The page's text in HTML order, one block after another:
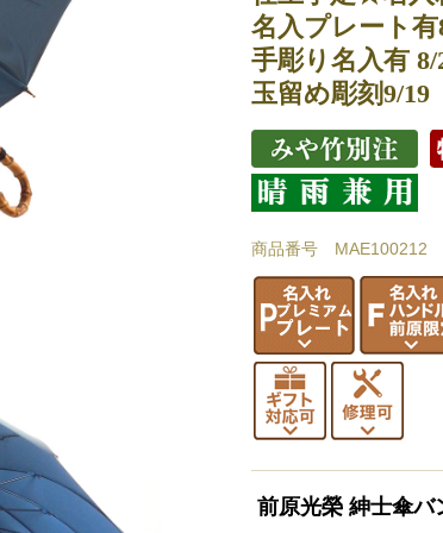
名入プレート有
手彫り名入有 8/
玉留め彫刻9/19
商品番号 MAE100212
前原光榮 紳士傘バ